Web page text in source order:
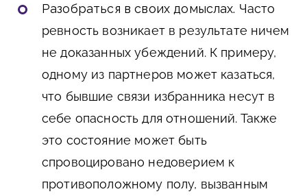
Разобраться в своих домыслах. Часто
ревность возникает в результате ничем
не доказанных убеждений. К примеру,
одному из партнеров может казаться,
что бывшие связи избранника несут в
себе опасность для отношений. Также
это состояние может быть
спровоцировано недоверием к
противоположному полу, вызванным